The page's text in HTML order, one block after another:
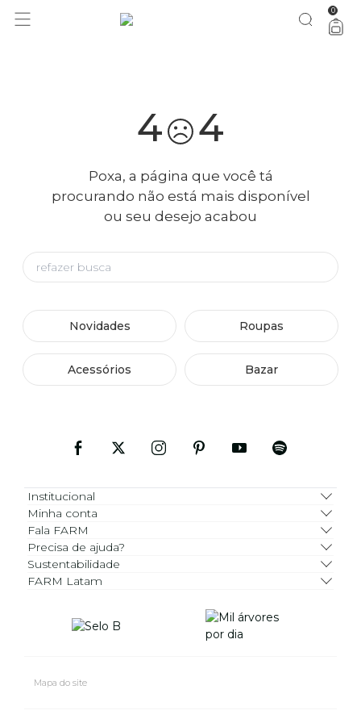
você merece 30% OFF pra comemorar com a gente aproveita! 0
4 4
Poxa, a página que você tá
procurando não está mais disponível
ou seu desejo acabou
Novidades Roupas
Acessórios Bazar
Institucional
Minha conta
Fala FARM
Precisa de ajuda?
Sustentabilidade
FARM Latam
Mapa do site